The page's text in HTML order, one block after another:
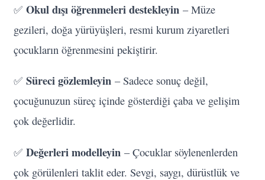
✅ Okul dışı öğrenmeleri destekleyin – Müze
gezileri, doğa yürüyüşleri, resmi kurum ziyaretleri
çocukların öğrenmesini pekiştirir.
✅ Süreci gözlemleyin – Sadece sonuç değil,
çocuğunuzun süreç içinde gösterdiği çaba ve gelişim
çok değerlidir.
✅ Değerleri modelleyin – Çocuklar söylenenlerden
çok görülenleri taklit eder. Sevgi, saygı, dürüstlük ve